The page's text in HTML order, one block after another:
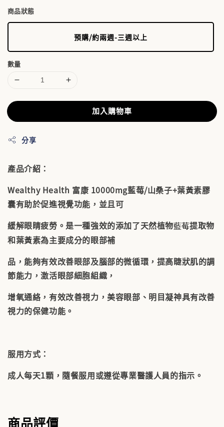
商品狀態
預購/約兩週-三週以上
數量
加入購物車
分享
產品介紹：
Wealthy Health 富康 10000mg藍莓/山桑子+葉黃素膠
囊有助於促進視覺功能，並且可
緩解眼睛疲勞。是一種強效的添加了天然植物藍莓提取物
和葉黃素為主要成分的眼部補
品，能夠有效改善眼部及腦部的微循環，提高睫狀肌的調
節能力，激活眼部細胞組織，
增氧通絡，有效改善視力，美容眼部、明目凝神具有改善
視力的保健功能。
服用方式：
成人每天1顆，隨餐服用或遵從專業醫護人員的指示。
商品評價